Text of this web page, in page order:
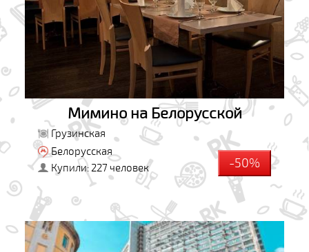
Мимино на Белорусской
Грузинская
Белорусская
Купили: 227 человек
-50%